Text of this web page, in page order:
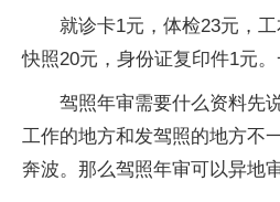
就诊卡1元，体检23元，
快照20元，身份证复印件1元。
驾照年审需要什么资料先
工作的地方和发驾照的地方不
奔波。那么驾照年审可以异地